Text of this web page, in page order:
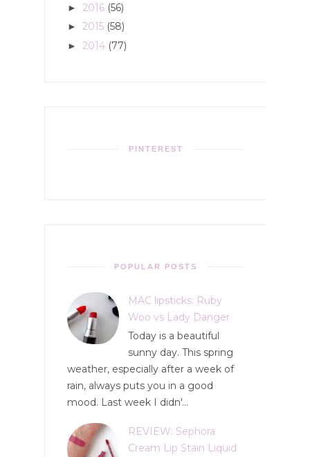
► 2016 (56)
► 2015 (58)
► 2014 (77)
PINTEREST
POPULAR POSTS
MAC lipsticks: Ruby
Woo vs Lady Danger
Today is a beautiful
sunny day. This spring
weather, especially after a week of
rain, always puts you in a good
mood. Last week I didn'...
REVIEW: Sephora
Cream Lip Stain Liquid